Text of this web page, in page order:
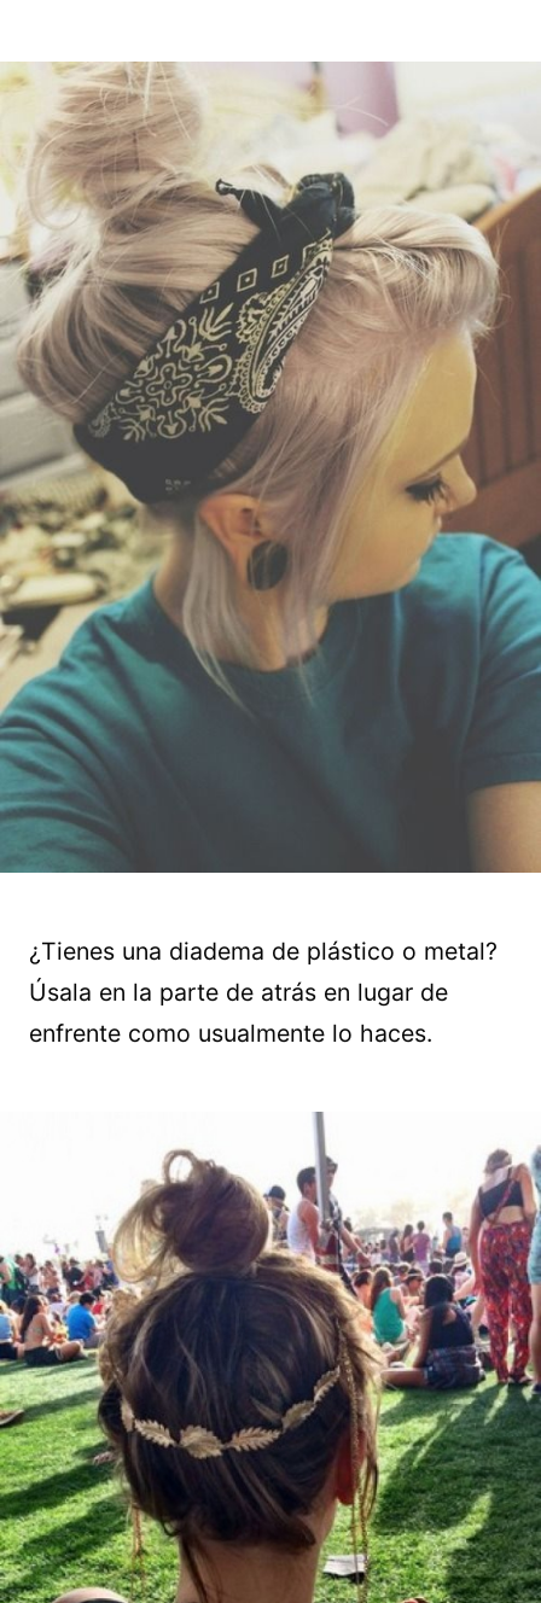
¿Tienes una diadema de plástico o metal?
Úsala en la parte de atrás en lugar de
enfrente como usualmente lo haces.